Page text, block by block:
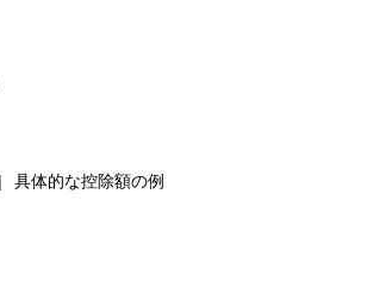
具体的な控除額の例